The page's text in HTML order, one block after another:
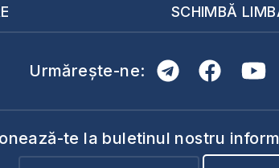
SCHIMBĂ
Urmărește-ne:
te la buletinul nostru